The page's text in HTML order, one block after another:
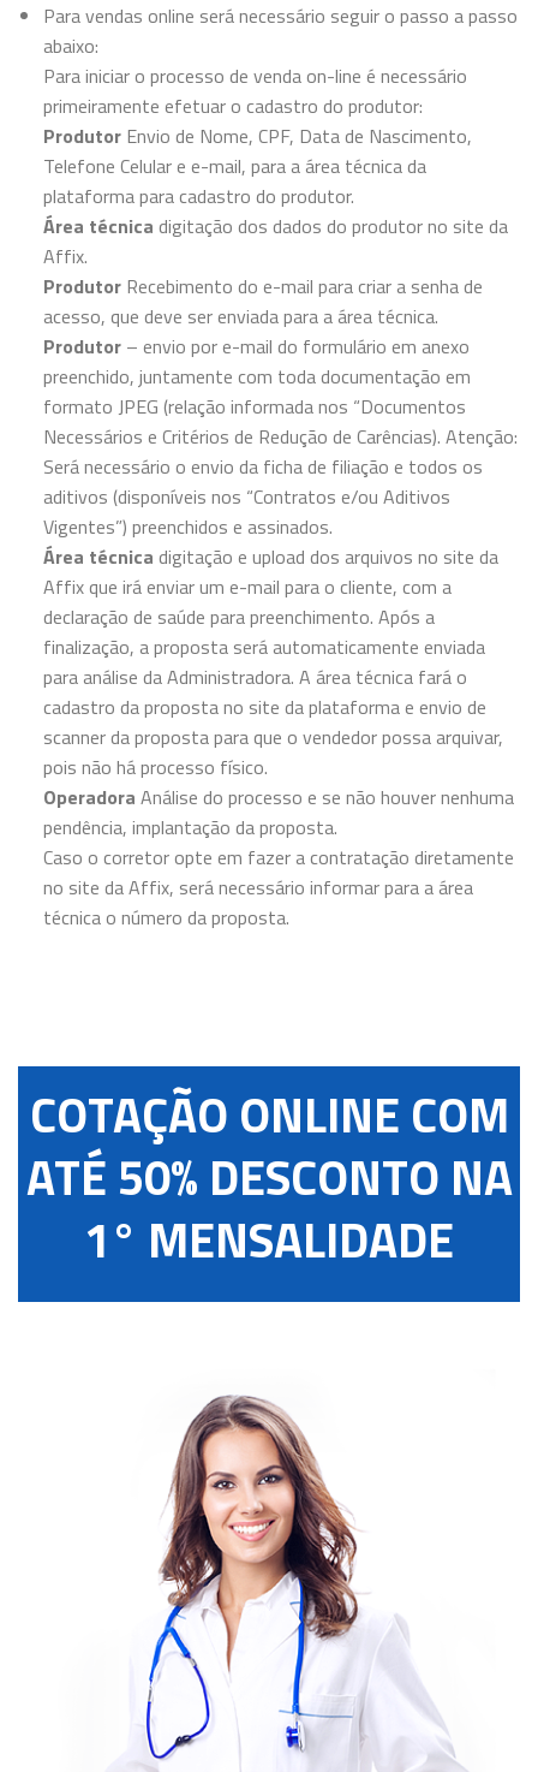
Para vendas online será necessário seguir o passo a passo
abaixo:
Para iniciar o processo de venda on-line é necessário
primeiramente efetuar o cadastro do produtor:
Produtor Envio de Nome, CPF, Data de Nascimento,
Telefone Celular e e-mail, para a área técnica da
plataforma para cadastro do produtor.
Área técnica digitação dos dados do produtor no site da
Affix.
Produtor Recebimento do e-mail para criar a senha de
acesso, que deve ser enviada para a área técnica.
Produtor– envio por e-mail do formulário em anexo
preenchido, juntamente com toda documentação em
formato JPEG (relação informada nos “Documentos
Necessários e Critérios de Redução de Carências). Atenção:
Será necessário o envio da ficha de filiação e todos os
aditivos (disponíveis nos “Contratos e/ou Aditivos
Vigentes”) preenchidos e assinados.
Área técnica digitação e upload dos arquivos no site da
Affix que irá enviar um e-mail para o cliente, com a
declaração de saúde para preenchimento. Após a
finalização, a proposta será automaticamente enviada
para análise da Administradora. A área técnica fará o
cadastro da proposta no site da plataforma e envio de
scanner da proposta para que o vendedor possa arquivar,
pois não há processo físico.
Operadora Análise do processo e se não houver nenhuma
pendência, implantação da proposta.
Caso o corretor opte em fazer a contratação diretamente
no site da Affix, será necessário informar para a área
técnica o número da proposta.
COTAÇÃO ONLINE COM
ATÉ 50% DESCONTO NA
1° MENSALIDADE